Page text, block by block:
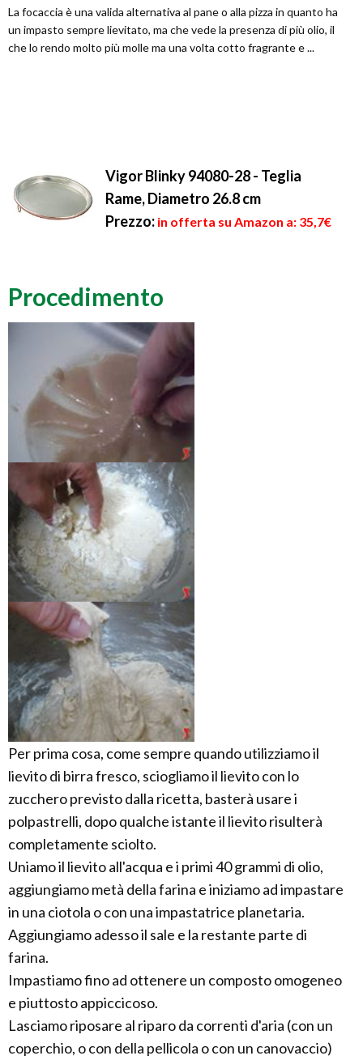
La focaccia è una valida alternativa al pane o alla pizza in quanto ha
un impasto sempre lievitato, ma che vede la presenza di più olio, il
che lo rendo molto più molle ma una volta cotto fragrante e ...
Vigor Blinky 94080-28 - Teglia
Rame, Diametro 26.8 cm
Prezzo: in offerta su Amazon a: 35,7€
Procedimento
Per prima cosa, come sempre quando utilizziamo il
lievito di birra fresco, sciogliamo il lievito con lo
zucchero previsto dalla ricetta, basterà usare i
polpastrelli, dopo qualche istante il lievito risulterà
completamente sciolto.
Uniamo il lievito all'acqua e i primi 40 grammi di olio,
aggiungiamo metà della farina e iniziamo ad impastare
in una ciotola o con una impastatrice planetaria.
Aggiungiamo adesso il sale e la restante parte di
farina.
Impastiamo fino ad ottenere un composto omogeneo
e piuttosto appiccicoso.
Lasciamo riposare al riparo da correnti d'aria (con un
coperchio, o con della pellicola o con un canovaccio)